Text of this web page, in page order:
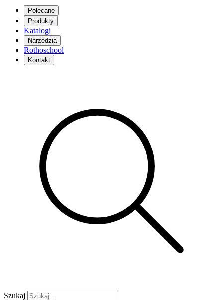
Polecane
Produkty
Katalogi
Narzędzia
Rothoschool
Kontakt
Szukaj